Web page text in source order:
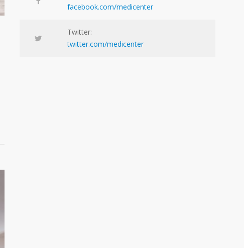
facebook.com/medicenter
Twitter:
twitter.com/medicenter